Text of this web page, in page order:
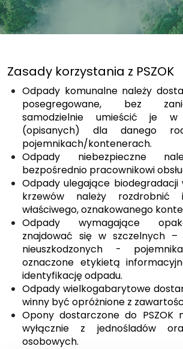
Zasady korzystania z PSZOK
Odpady komunalne należy
posegregowane, bez
samodzielnie umieścić je w
(opisanych) dla danego
pojemnikach/kontenerach.
Odpady niebezpieczne
bezpośrednio pracownikowi
Odpady ulegające biodegradacji
krzewów należy
właściwego, oznakowanego
Odpady wymagające
znajdować się w szczelnych –
nieuszkodzonych -
oznaczone etykietą
identyfikację odpadu.
Odpady wielkogabarytowe
winny być opróżnione z
Opony dostarczone do PSZOK
wyłącznie z jednośladów
osobowych.